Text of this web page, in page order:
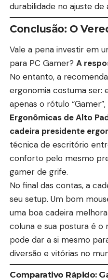
durabilidade no ajuste de
Conclusão: O
Vale a pena investir em
para PC Gamer? A
No entanto, a
ergonomia costuma ser:
apenas o rótulo
Ergonômicas de Alto
cadeira presidente
técnica de escritório
conforto pelo mesmo
gamer de grife.
No final das contas, a
seu setup. Um bom
uma boa cadeira
coluna e sua postura é o
pode dar a si mesmo
diversão e vitórias no
Comparativo Rápido: